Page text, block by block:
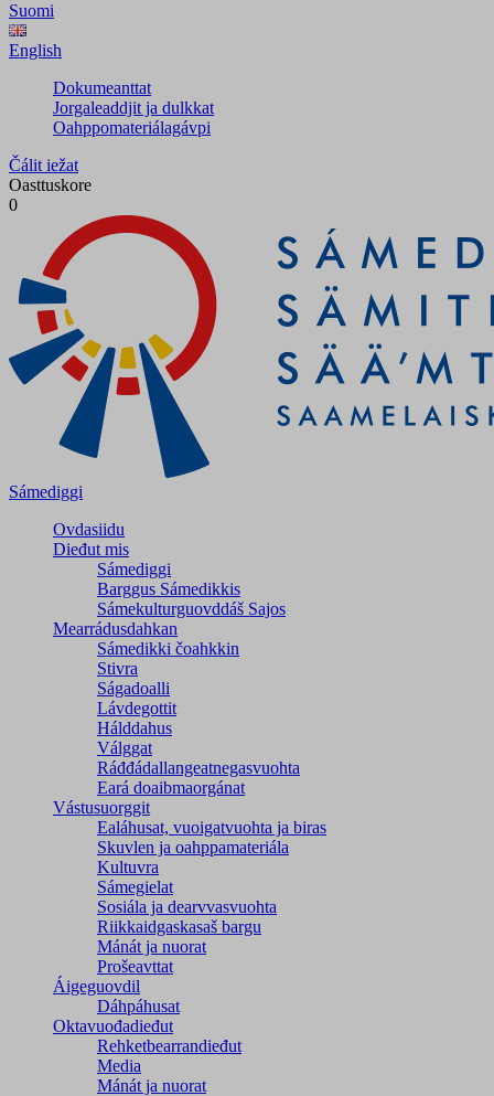
Suomi
English
Dokumeanttat
Jorgaleaddjit ja dulkkat
Oahppomateriálagávpi
Čálit iežat
Oasttuskore
0
Sámediggi
Ovdasiidu
Dieđut mis
Sámediggi
Barggus Sámedikkis
Sámekulturguovddáš Sajos
Mearrádusdahkan
Sámedikki čoahkkin
Stivra
Ságadoalli
Lávdegottit
Hálddahus
Válggat
Ráđđádallangeatnegas­vuohta
Eará doaibmaorgánat
Vástusuorggit
Ealáhusat, vuoigatvuohta ja biras
Skuvlen ja oahppamateriála
Kultuvra
Sámegielat
Sosiála ja dearvvasvuohta
Riikkaidgaskasaš bargu
Mánát ja nuorat
Prošeavttat
Áigeguovdil
Dáhpáhusat
Oktavuođadieđut
Rehketbearrandieđut
Media
Mánát ja nuorat